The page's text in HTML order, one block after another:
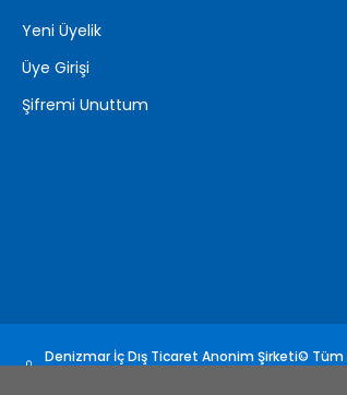
Yeni Üyelik
Üye Girişi
Şifremi Unuttum
Denizmar İç Dış Ticaret Anonim Şirketi© Tüm